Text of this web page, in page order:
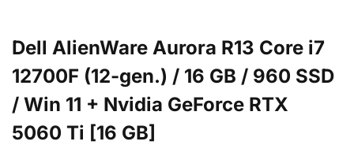
Dell AlienWare Aurora R13 Core i7
12700F (12-gen.) / 16 GB / 960 SSD
/ Win 11 + Nvidia GeForce RTX
5060 Ti [16 GB]